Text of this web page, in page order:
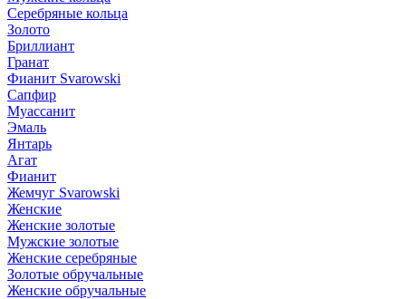
Серебряные кольца
Золото
Бриллиант
Гранат
Фианит Svarowski
Сапфир
Муассанит
Эмаль
Янтарь
Агат
Фианит
Жемчуг Svarowski
Женские
Женские золотые
Мужские золотые
Женские серебряные
Золотые обручальные
Женские обручальные